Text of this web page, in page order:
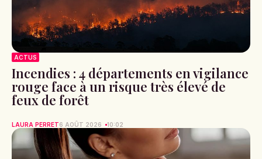
ACTUS
Incendies : 4 départements en vigilance
rouge face à un risque très élevé de
feux de forêt
LAURA PERRET6 AOÛT 2026 10:02